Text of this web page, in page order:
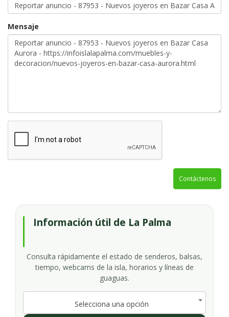
Mensaje
Contáctenos
Información útil de La Palma
Consulta rápidamente el estado de senderos, balsas,
tiempo, webcams de la isla, horarios y líneas de
guaguas.
Selecciona una opción